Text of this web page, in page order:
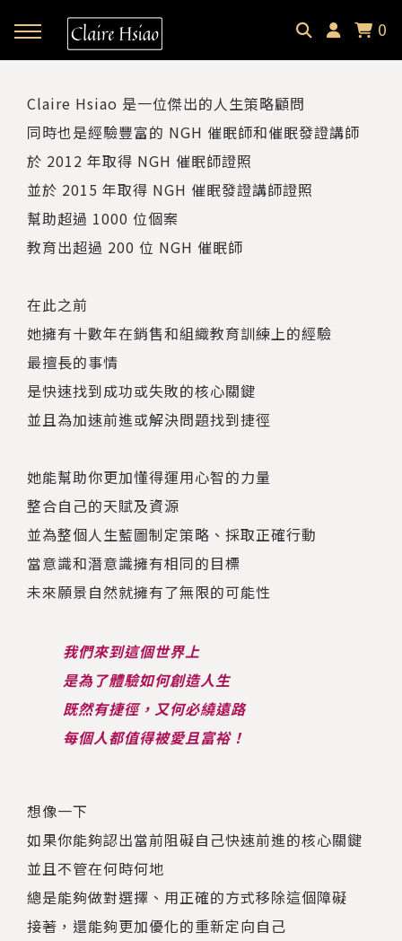
0
✦ 關於微光貓｜About
微光中的貓｜Claire Hsiao
受訪・客座足跡｜Footprint
✦ 微光貓宇宙｜Meowverse
文字裡的微光貓｜Blog
耳朵裡的微光貓｜Podcast
✦ 課程與商品｜Selection
催眠預約｜Hypnotherapy
課程總覽｜Courses
微光選品｜Selection
Claire Hsiao 是一位傑出的人生策略顧問
同時也是經驗豐富的 NGH 催眠師和催眠發證講師
於 2012 年取得 NGH 催眠師證照
並於 2015 年取得 NGH 催眠發證講師證照
幫助超過 1000 位個案
教育出超過 200 位 NGH 催眠師
在此之前
她擁有十數年在銷售和組織教育訓練上的經驗
最擅長的事情
是快速找到成功或失敗的核心關鍵
並且為加速前進或解決問題找到捷徑
她能幫助你更加懂得運用心智的力量
整合自己的天賦及資源
並為整個人生藍圖制定策略、採取正確行動
當意識和潛意識擁有相同的目標
未來願景自然就擁有了無限的可能性
我們來到這個世界上
是為了體驗如何創造人生
既然有捷徑，又何必繞遠路
每個人都值得被愛且富裕！
想像一下
如果你能夠認出當前阻礙自己快速前進的核心關鍵
並且不管在何時何地
總是能夠做對選擇、用正確的方式移除這個障礙
接著，還能夠更加優化的重新定向自己